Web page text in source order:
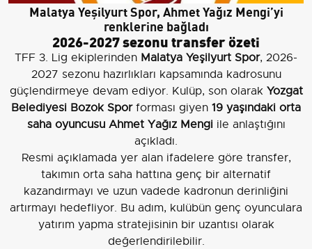
Malatya Yeşilyurt Spor, Ahmet Yağız Mengi’yi
renklerine bağladı
2026-2027 sezonu transfer özeti
TFF 3. Lig ekiplerinden Malatya Yeşilyurt Spor, 2026-
2027 sezonu hazırlıkları kapsamında kadrosunu
güçlendirmeye devam ediyor. Kulüp, son olarak Yozgat
Belediyesi Bozok Sporforması giyen 19 yaşındaki orta
saha oyuncusu Ahmet Yağız Mengiile anlaştığını
açıkladı.
Resmi açıklamada yer alan ifadelere göre transfer,
takımın orta saha hattına genç bir alternatif
kazandırmayı ve uzun vadede kadronun derinliğini
artırmayı hedefliyor. Bu adım, kulübün genç oyunculara
yatırım yapma stratejisinin bir uzantısı olarak
değerlendirilebilir.